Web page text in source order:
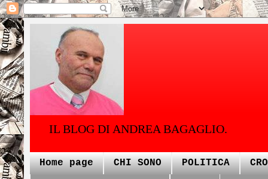
IL BLOG DI ANDREA BAGAGLIO.
Home page CHI SONO POLITICA